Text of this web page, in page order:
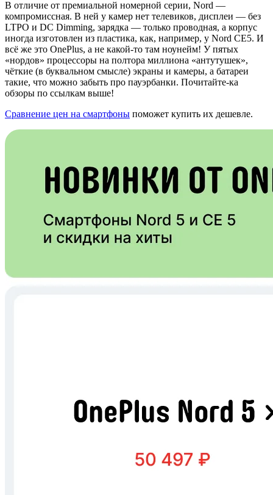
В отличие от премиальной номерной серии, Nord —
компромиссная. В ней у камер нет телевиков, дисплеи — без
LTPO и DC Dimming, зарядка — только проводная, а корпус
иногда изготовлен из пластика, как, например, у Nord CE5. И
всё же это OnePlus, а не какой-то там ноунейм! У пятых
«нордов» процессоры на полтора миллиона «антутушек»,
чёткие (в буквальном смысле) экраны и камеры, а батареи
такие, что можно забыть про пауэрбанки. Почитайте-ка
обзоры по ссылкам выше!
Сравнение цен на смартфоны поможет купить их дешевле.